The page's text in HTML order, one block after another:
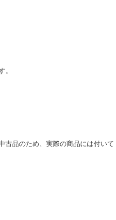
。
古品のため、実際の商品には付いて